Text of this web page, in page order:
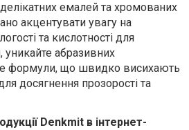
емалей та хромованих
акцентувати увагу на
та кислотності для
уникайте абразивних
формули, що швидко висихають
досягнення прозорості та
Denkmit в інтернет-